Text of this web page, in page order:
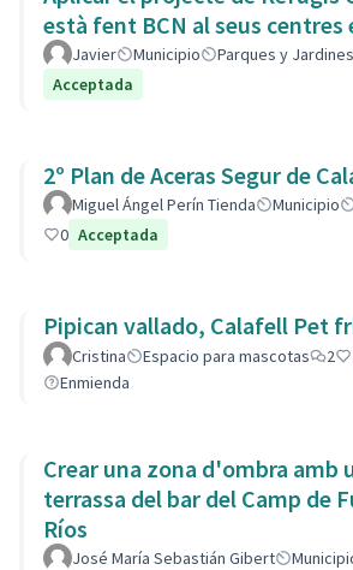
està fent BCN al seus centres
Javier Municipio Parques y
Acceptada
2º Plan de Aceras Segur de
Miguel Ángel Perín Tienda Municipio
0 Acceptada
Pipican vallado,
Cristina Espacio para mascotas 2
Enmienda
Crear una zona d'ombra amb
terrassa del bar del Camp de
Ríos
José María Sebastián Gibert